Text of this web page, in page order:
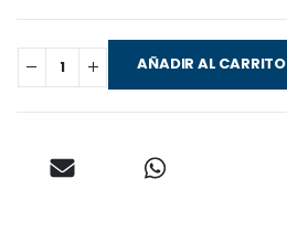
AÑADIR AL CARRITO